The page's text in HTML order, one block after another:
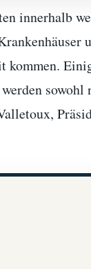
innerhalb